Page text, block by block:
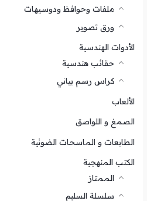
ملفات وحوافظ ودوسيهات
ورق تصوير
الأدوات الهندسية
حقائب هندسية
كراس رسم بياني
الألعاب
الصمغ و اللواصق
الطابعات و الماسحات الضوئية
الكتب المنهجية
الممتاز
سلسلة السليم